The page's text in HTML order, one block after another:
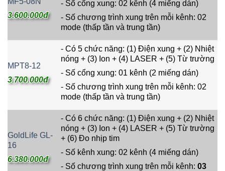
3.600.000đ
- Số cổng xung: 02 kênh (4 miếng dán)
- Số chương trình xung trên mỗi kênh: 02
mode (thấp tần và trung tần)
MPT8-12
3.700.000đ
- Có 5 chức năng: (1) Điện xung + (2) Nhiệt
nóng + (3) Ion + (4) LASER + (5) Từ trường
- Số cổng xung: 01 kênh (2 miếng dán)
- Số chương trình xung trên mỗi kênh: 02
mode (thấp tần và trung tần)
GoldLife GL-
16
6.380.000đ
- Có 6 chức năng: (1) Điện xung + (2) Nhiệt
nóng + (3) Ion + (4) LASER + (5) Từ trường
+ (6) Đo nhịp tim
- Số kênh xung: 02 kênh (4 miếng dán)
- Số chương trình xung trên mỗi kênh: 03